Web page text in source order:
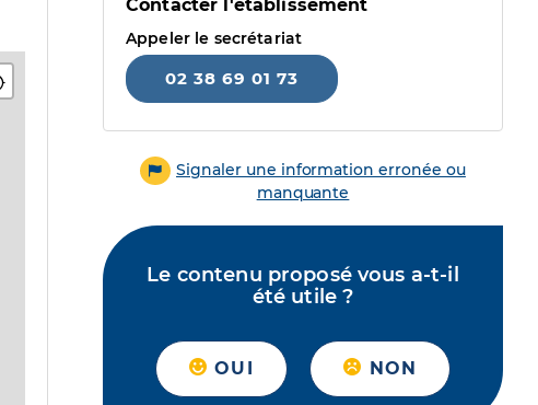
Contacter l'établissement
Appeler le secrétariat
02 38 69 01 73
Signaler une information erronée ou
manquante
Le contenu proposé vous a-t-il
été utile ?
OUI NON